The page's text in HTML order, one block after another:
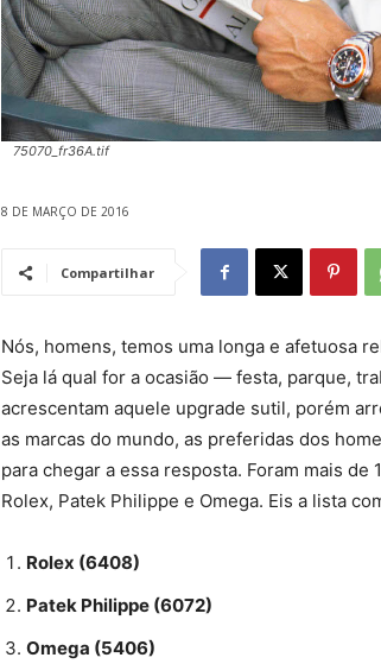
75070_fr36A.tif
8 DE MARÇO DE 2016
Compartilhar
Nós, homens, temos uma longa e afetuosa
Seja lá qual for a ocasião — festa, parque,
acrescentam aquele upgrade sutil, porém
as marcas do mundo, as preferidas dos
para chegar a essa resposta. Foram mais
Rolex, Patek Philippe e Omega. Eis a lista
Rolex (6408)
Patek Philippe (6072)
Omega (5406)